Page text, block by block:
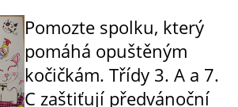
Pomozte spolku, který
pomáhá opuštěným
kočičkám. Třídy 3. A a 7.
C zaštiťují předvánoční